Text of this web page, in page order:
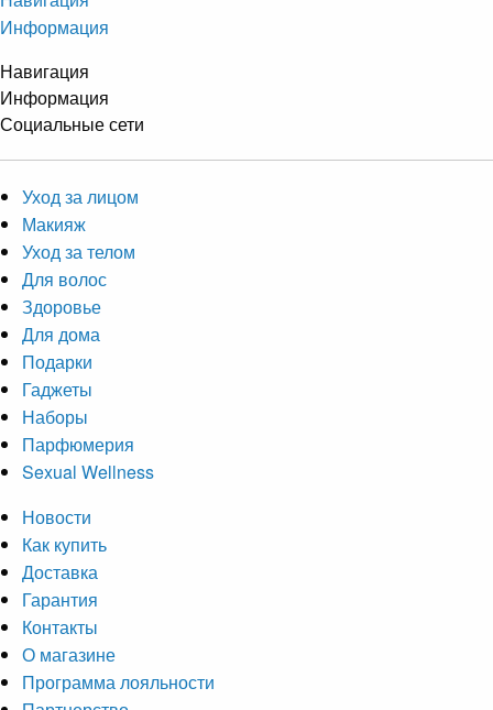
Информация
Навигация
Информация
Социальные сети
Уход за лицом
Макияж
Уход за телом
Для волос
Здоровье
Для дома
Подарки
Гаджеты
Наборы
Парфюмерия
Sexual Wellness
Новости
Как купить
Доставка
Гарантия
Контакты
О магазине
Программа лояльности